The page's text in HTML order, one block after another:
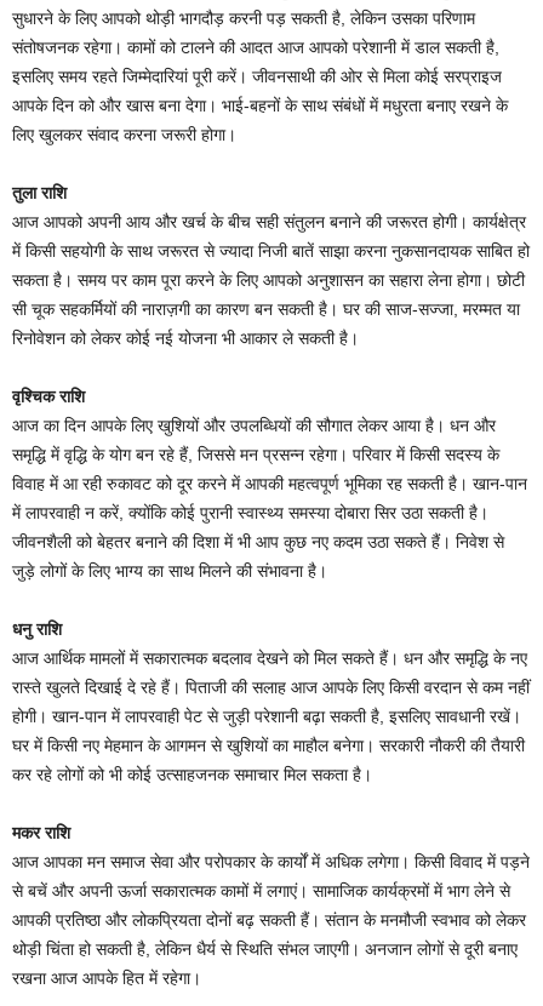
सुधारने के लिए आपको थोड़ी भागदौड़ करनी पड़ सकती है, लेकिन उसका परिणाम
संतोषजनक रहेगा। कामों को टालने की आदत आज आपको परेशानी में डाल सकती है,
इसलिए समय रहते जिम्मेदारियां पूरी करें। जीवनसाथी की ओर से मिला कोई सरप्राइज
आपके दिन को और खास बना देगा। भाई-बहनों के साथ संबंधों में मधुरता बनाए रखने के
लिए खुलकर संवाद करना जरूरी होगा।
तुला राशि
आज आपको अपनी आय और खर्च के बीच सही संतुलन बनाने की जरूरत होगी। कार्यक्षेत्र
में किसी सहयोगी के साथ जरूरत से ज्यादा निजी बातें साझा करना नुकसानदायक साबित हो
सकता है। समय पर काम पूरा करने के लिए आपको अनुशासन का सहारा लेना होगा। छोटी
सी चूक सहकर्मियों की नाराज़गी का कारण बन सकती है। घर की साज-सज्जा, मरम्मत या
रिनोवेशन को लेकर कोई नई योजना भी आकार ले सकती है।
वृश्चिक राशि
आज का दिन आपके लिए खुशियों और उपलब्धियों की सौगात लेकर आया है। धन और
समृद्धि में वृद्धि के योग बन रहे हैं, जिससे मन प्रसन्न रहेगा। परिवार में किसी सदस्य के
विवाह में आ रही रुकावट को दूर करने में आपकी महत्वपूर्ण भूमिका रह सकती है। खान-पान
में लापरवाही न करें, क्योंकि कोई पुरानी स्वास्थ्य समस्या दोबारा सिर उठा सकती है।
जीवनशैली को बेहतर बनाने की दिशा में भी आप कुछ नए कदम उठा सकते हैं। निवेश से
जुड़े लोगों के लिए भाग्य का साथ मिलने की संभावना है।
धनु राशि
आज आर्थिक मामलों में सकारात्मक बदलाव देखने को मिल सकते हैं। धन और समृद्धि के नए
रास्ते खुलते दिखाई दे रहे हैं। पिताजी की सलाह आज आपके लिए किसी वरदान से कम नहीं
होगी। खान-पान में लापरवाही पेट से जुड़ी परेशानी बढ़ा सकती है, इसलिए सावधानी रखें।
घर में किसी नए मेहमान के आगमन से खुशियों का माहौल बनेगा। सरकारी नौकरी की तैयारी
कर रहे लोगों को भी कोई उत्साहजनक समाचार मिल सकता है।
मकर राशि
आज आपका मन समाज सेवा और परोपकार के कार्यों में अधिक लगेगा। किसी विवाद में पड़ने
से बचें और अपनी ऊर्जा सकारात्मक कामों में लगाएं। सामाजिक कार्यक्रमों में भाग लेने से
आपकी प्रतिष्ठा और लोकप्रियता दोनों बढ़ सकती हैं। संतान के मनमौजी स्वभाव को लेकर
थोड़ी चिंता हो सकती है, लेकिन धैर्य से स्थिति संभल जाएगी। अनजान लोगों से दूरी बनाए
रखना आज आपके हित में रहेगा।